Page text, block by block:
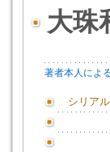
大珠
著者本人によ
シリア